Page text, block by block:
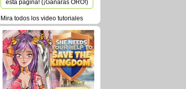
esta página! (¡Ganarás ORO!)
Mira todos los video tutoriales